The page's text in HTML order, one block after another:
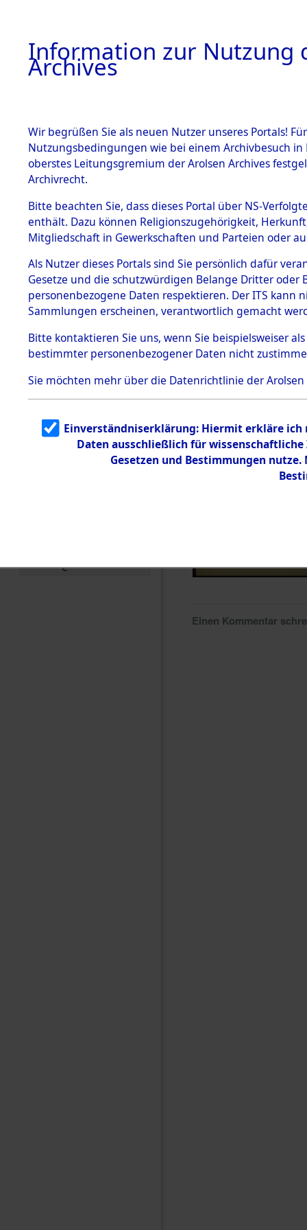
BESTÄNDE
1.
mente
5. Verschiedenes
5.3
Todesmärsche
5.3.1 Alliierte
Erhebungen
zu
Todesmärsch
en
5.3.2
g
5.3.3
Todesmärsch
e
Baden-
Backnang
Einen Kommentar
Information zur Nutzung
Archives
Wir begrüßen Sie als neuen Nutzer unseres Portals!
Nutzungsbedingungen wie bei einem Archivbesuch
oberstes Leitungsgremium der Arolsen Archives
Archivrecht.
Bitte beachten Sie, dass dieses Portal über NS-
enthält. Dazu können Religionszugehörigkeit,
Mitgliedschaft in Gewerkschaften und Parteien oder
Als Nutzer dieses Portals sind Sie persönlich dafür
Gesetze und die schutzwürdigen Belange Dritter
personenbezogene Daten respektieren. Der ITS
Sammlungen erscheinen, verantwortlich gemacht
Bitte kontaktieren Sie uns, wenn Sie beispielsweiser
bestimmter personenbezogener Daten nicht
Sie möchten mehr über die Datenrichtlinie der Arolsen
Einverständniserklärung: Hiermit erkläre ich
Daten ausschließlich für
Gesetzen und Bestimmungen